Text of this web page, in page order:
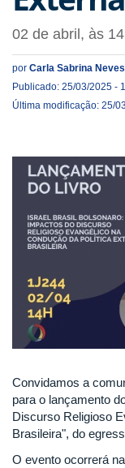
02 de abril, às
por Carla Sabrina
Publicado: 25/03/2025 -
Última modificação: 25/
Convidamos a
para o lançamento
Discurso Religioso
Brasileira", do
O evento ocorrerá